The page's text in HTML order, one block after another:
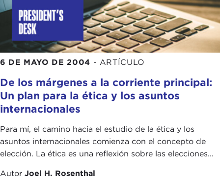
6 DE MAYO DE 2004 - ARTÍCULO
De los márgenes a la corriente principal:
Un plan para la ética y los asuntos
internacionales
Para mí, el camino hacia el estudio de la ética y los
asuntos internacionales comienza con el concepto de
elección. La ética es una reflexión sobre las elecciones...
Autor Joel H. Rosenthal